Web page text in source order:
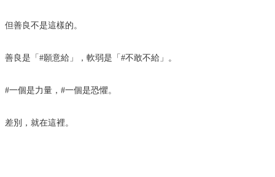
但善良不是這樣的。
善良是「#願意給」，軟弱是「#不敢不給」。
#一個是力量，#一個是恐懼。
差別，就在這裡。